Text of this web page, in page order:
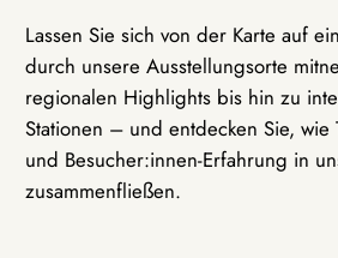
Lassen Sie sich von der Karte auf
durch unsere Ausstellungsorte
regionalen Highlights bis hin zu
Stationen – und entdecken Sie, wie
und Besucher:innen-Erfahrung in
zusammenfließen.